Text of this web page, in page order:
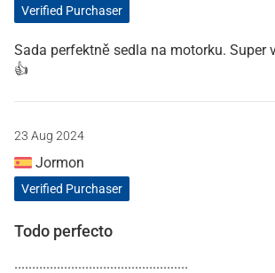
Verified Purchaser
Sada perfektně sedla na motorku. Super
👍
23 Aug 2024
Jormon
Verified Purchaser
Todo perfecto
.................................................